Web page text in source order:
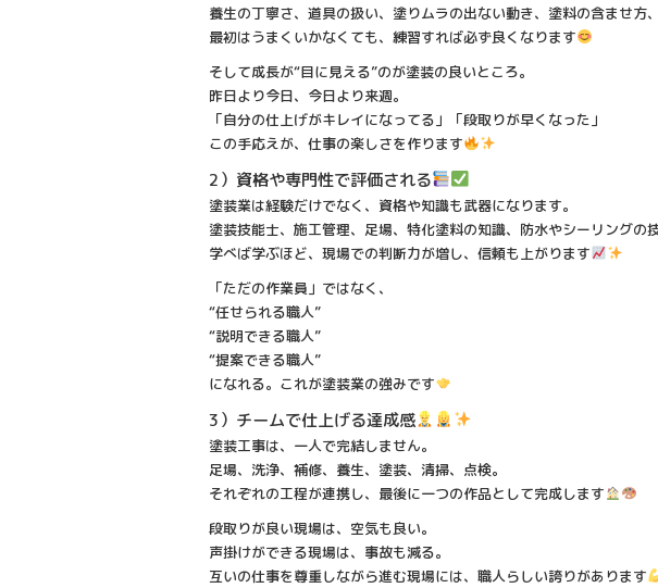
養生の丁寧さ、道具の扱い、塗りムラの出ない動き、塗料の含ませ方
最初はうまくいかなくても、練習すれば必ず良くなります
そして成長が“目に見える”のが塗装の良いところ。
昨日より今日、今日より来週。
「自分の仕上げがキレイになってる」「段取りが早くなった」
この手応えが、仕事の楽しさを作ります
2）資格や専門性で評価される
塗装業は経験だけでなく、資格や知識も武器になります。
塗装技能士、施工管理、足場、特化塗料の知識、防水やシーリングの技
学べば学ぶほど、現場での判断力が増し、信頼も上がります
「ただの作業員」ではなく、
“任せられる職人”
“説明できる職人”
“提案できる職人”
になれる。これが塗装業の強みです
3）チームで仕上げる達成感
塗装工事は、一人で完結しません。
足場、洗浄、補修、養生、塗装、清掃、点検。
それぞれの工程が連携し、最後に一つの作品として完成します
段取りが良い現場は、空気も良い。
声掛けができる現場は、事故も減る。
互いの仕事を尊重しながら進む現場には、職人らしい誇りがあります